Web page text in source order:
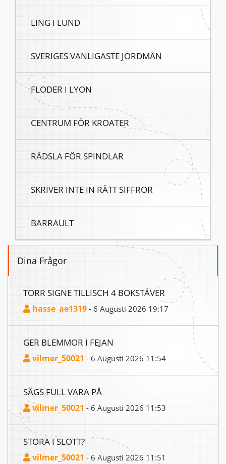
LING I LUND
SVERIGES VANLIGASTE JORDMÅN
FLODER I LYON
CENTRUM FÖR KROATER
RÄDSLA FÖR SPINDLAR
SKRIVER INTE IN RÄTT SIFFROR
BARRAULT
Dina Frågor
TORR SIGNE TILLISCH 4 BOKSTÄVER
hasse_ae1319 - 6 Augusti 2026 19:17
GER BLEMMOR I FEJAN
vilmer_50021 - 6 Augusti 2026 11:54
SÄGS FULL VARA PÅ
vilmer_50021 - 6 Augusti 2026 11:53
STORA I SLOTT?
vilmer_50021 - 6 Augusti 2026 11:51